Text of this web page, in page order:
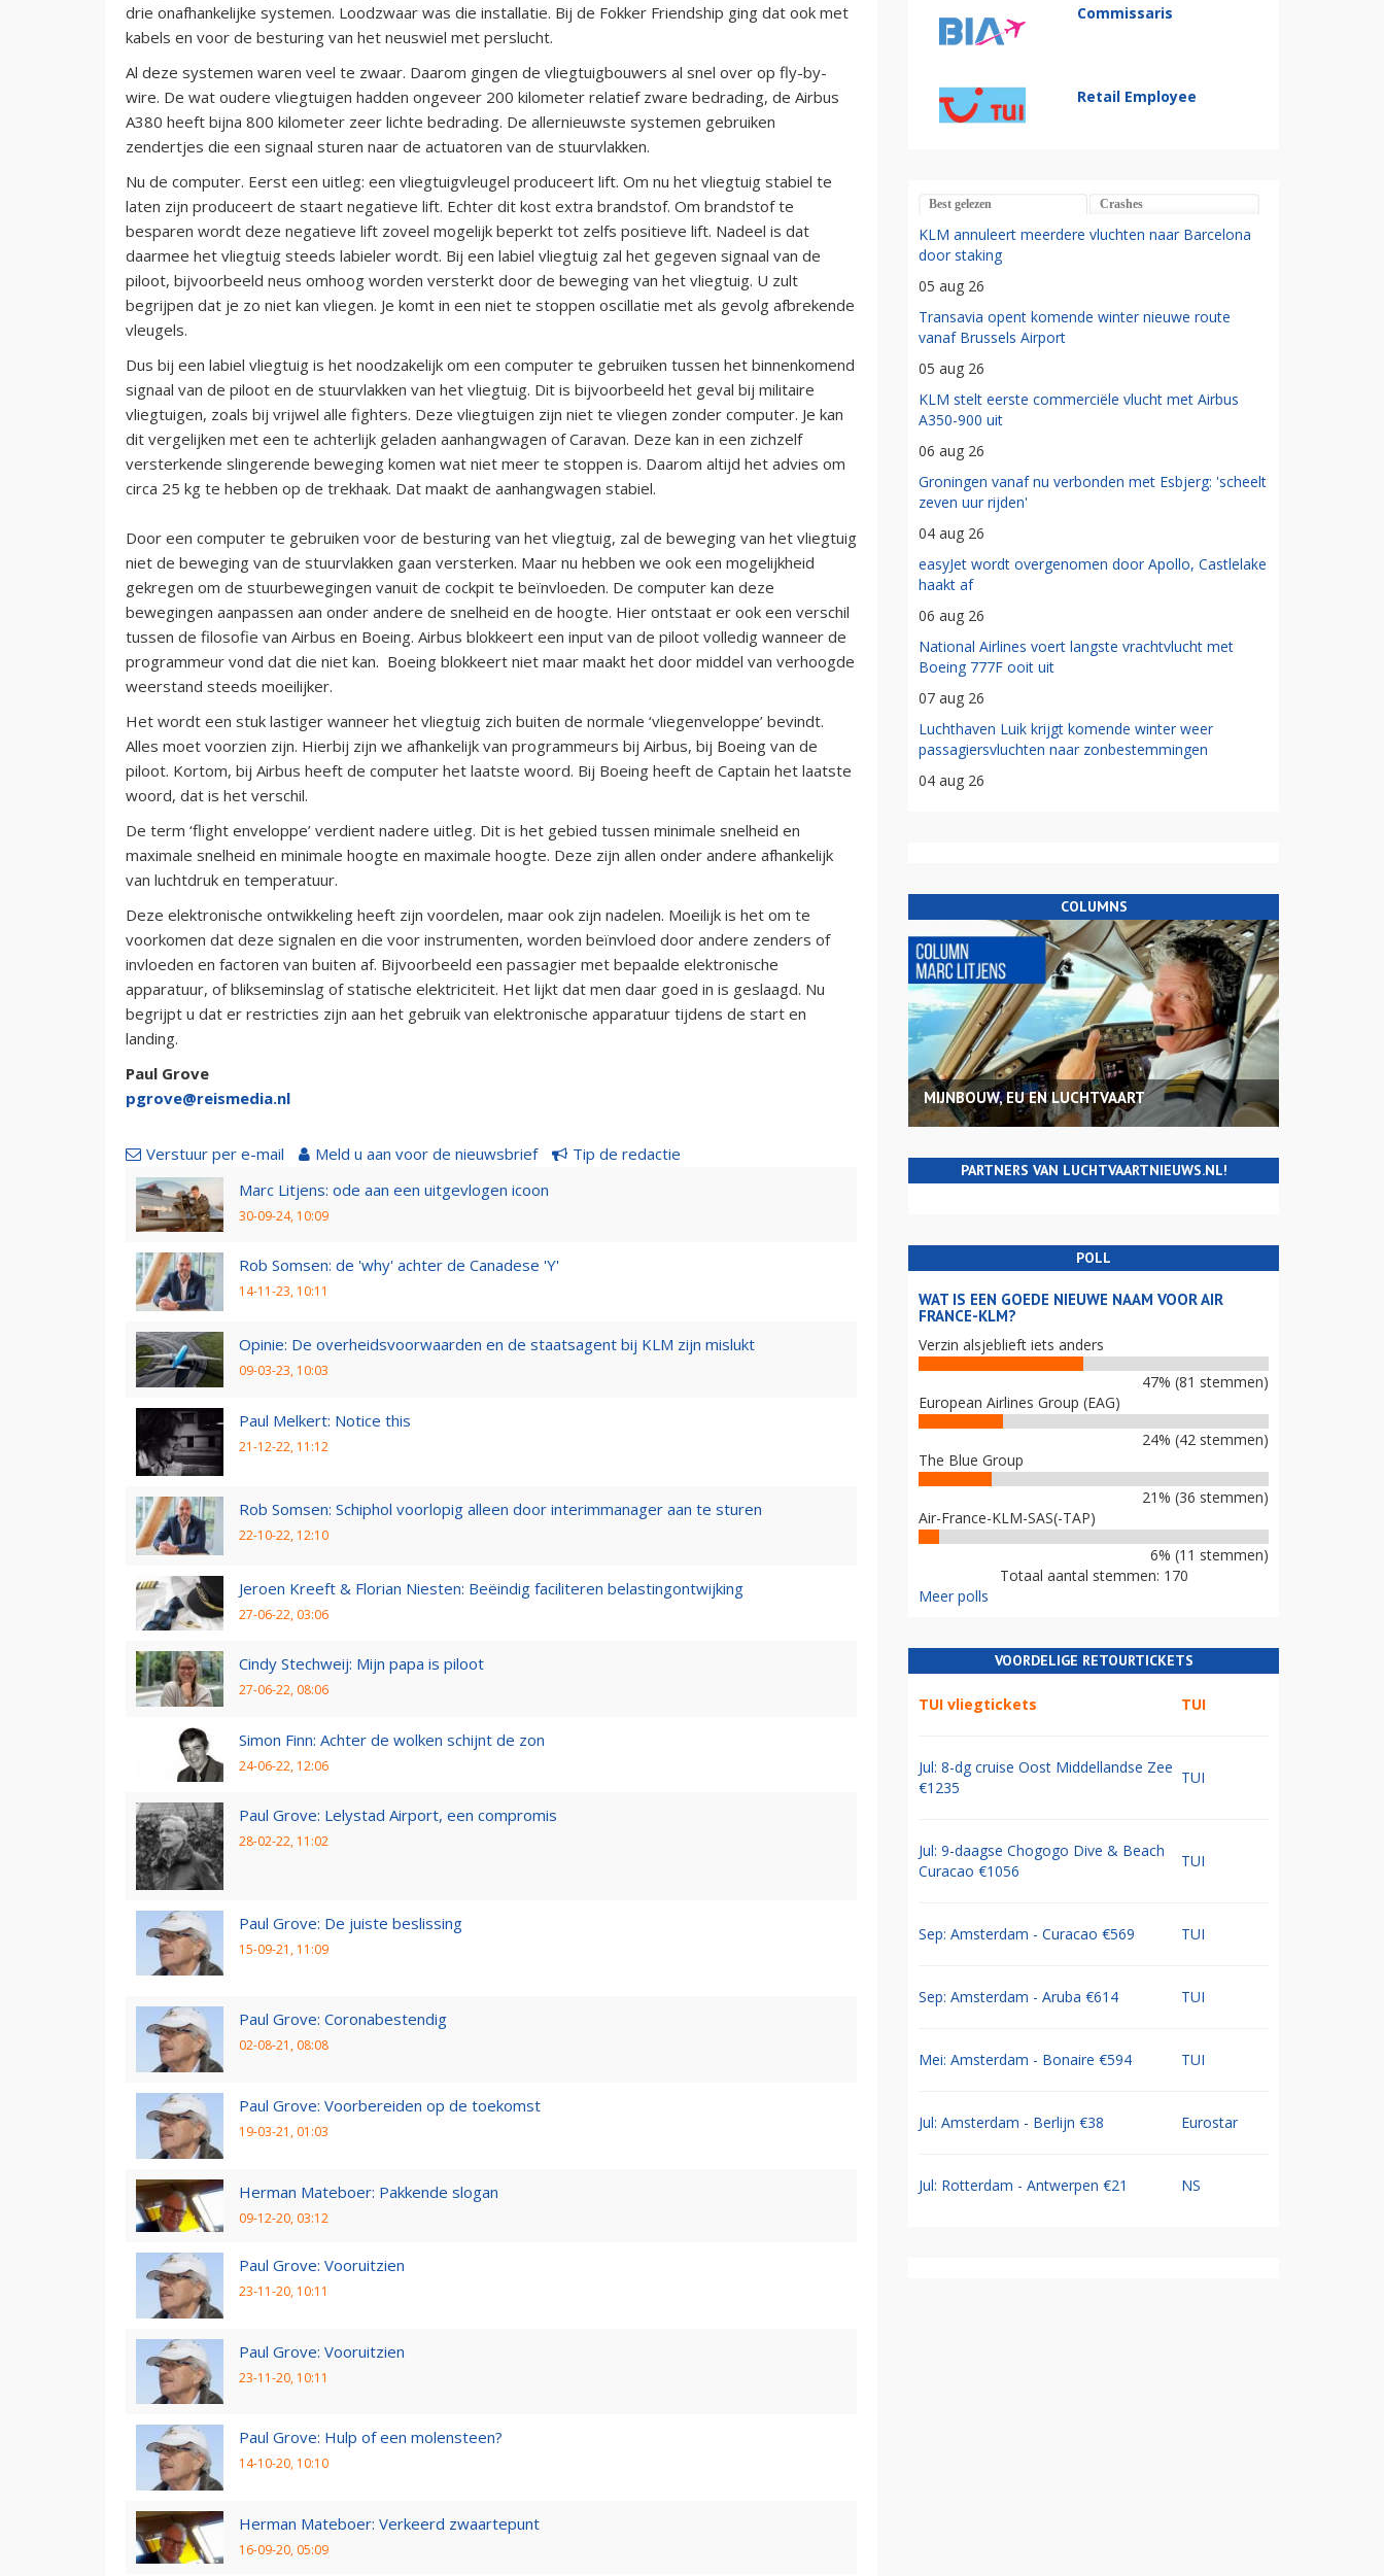
drie onafhankelijke systemen. Loodzwaar was die installatie. Bij de Fokker Friendship ging dat ook met
kabels en voor de besturing van het neuswiel met perslucht.
Al deze systemen waren veel te zwaar. Daarom gingen de vliegtuigbouwers al snel over op fly-by-
wire. De wat oudere vliegtuigen hadden ongeveer 200 kilometer relatief zware bedrading, de Airbus
A380 heeft bijna 800 kilometer zeer lichte bedrading. De allernieuwste systemen gebruiken
zendertjes die een signaal sturen naar de actuatoren van de stuurvlakken.
Nu de computer. Eerst een uitleg: een vliegtuigvleugel produceert lift. Om nu het vliegtuig stabiel te
laten zijn produceert de staart negatieve lift. Echter dit kost extra brandstof. Om brandstof te
besparen wordt deze negatieve lift zoveel mogelijk beperkt tot zelfs positieve lift. Nadeel is dat
daarmee het vliegtuig steeds labieler wordt. Bij een labiel vliegtuig zal het gegeven signaal van de
piloot, bijvoorbeeld neus omhoog worden versterkt door de beweging van het vliegtuig. U zult
begrijpen dat je zo niet kan vliegen. Je komt in een niet te stoppen oscillatie met als gevolg afbrekende
vleugels.
Dus bij een labiel vliegtuig is het noodzakelijk om een computer te gebruiken tussen het binnenkomend
signaal van de piloot en de stuurvlakken van het vliegtuig. Dit is bijvoorbeeld het geval bij militaire
vliegtuigen, zoals bij vrijwel alle fighters. Deze vliegtuigen zijn niet te vliegen zonder computer. Je kan
dit vergelijken met een te achterlijk geladen aanhangwagen of Caravan. Deze kan in een zichzelf
versterkende slingerende beweging komen wat niet meer te stoppen is. Daarom altijd het advies om
circa 25 kg te hebben op de trekhaak. Dat maakt de aanhangwagen stabiel.
Door een computer te gebruiken voor de besturing van het vliegtuig, zal de beweging van het vliegtuig
niet de beweging van de stuurvlakken gaan versterken. Maar nu hebben we ook een mogelijkheid
gekregen om de stuurbewegingen vanuit de cockpit te beïnvloeden. De computer kan deze
bewegingen aanpassen aan onder andere de snelheid en de hoogte. Hier ontstaat er ook een verschil
tussen de filosofie van Airbus en Boeing. Airbus blokkeert een input van de piloot volledig wanneer de
programmeur vond dat die niet kan. Boeing blokkeert niet maar maakt het door middel van verhoogde
weerstand steeds moeilijker.
Het wordt een stuk lastiger wanneer het vliegtuig zich buiten de normale ‘vliegenveloppe’ bevindt.
Alles moet voorzien zijn. Hierbij zijn we afhankelijk van programmeurs bij Airbus, bij Boeing van de
piloot. Kortom, bij Airbus heeft de computer het laatste woord. Bij Boeing heeft de Captain het laatste
woord, dat is het verschil.
De term ‘flight enveloppe’ verdient nadere uitleg. Dit is het gebied tussen minimale snelheid en
maximale snelheid en minimale hoogte en maximale hoogte. Deze zijn allen onder andere afhankelijk
van luchtdruk en temperatuur.
Deze elektronische ontwikkeling heeft zijn voordelen, maar ook zijn nadelen. Moeilijk is het om te
voorkomen dat deze signalen en die voor instrumenten, worden beïnvloed door andere zenders of
invloeden en factoren van buiten af. Bijvoorbeeld een passagier met bepaalde elektronische
apparatuur, of blikseminslag of statische elektriciteit. Het lijkt dat men daar goed in is geslaagd. Nu
begrijpt u dat er restricties zijn aan het gebruik van elektronische apparatuur tijdens de start en
landing.
Paul Grove
pgrove@reismedia.nl
Verstuur per e-mail Meld u aan voor de nieuwsbrief
Tip de redactie
Marc Litjens: ode aan een uitgevlogen icoon
30-09-24, 10:09
Rob Somsen: de 'why' achter de Canadese 'Y'
14-11-23, 10:11
Opinie: De overheidsvoorwaarden en de staatsagent bij KLM zijn mislukt
09-03-23, 10:03
Paul Melkert: Notice this
21-12-22, 11:12
Rob Somsen: Schiphol voorlopig alleen door interimmanager aan te sturen
22-10-22, 12:10
Jeroen Kreeft & Florian Niesten: Beëindig faciliteren belastingontwijking
27-06-22, 03:06
Cindy Stechweij: Mijn papa is piloot
27-06-22, 08:06
Simon Finn: Achter de wolken schijnt de zon
24-06-22, 12:06
Paul Grove: Lelystad Airport, een compromis
28-02-22, 11:02
Paul Grove: De juiste beslissing
15-09-21, 11:09
Paul Grove: Coronabestendig
02-08-21, 08:08
Paul Grove: Voorbereiden op de toekomst
19-03-21, 01:03
Herman Mateboer: Pakkende slogan
09-12-20, 03:12
Paul Grove: Vooruitzien
23-11-20, 10:11
Paul Grove: Vooruitzien
23-11-20, 10:11
Paul Grove: Hulp of een molensteen?
14-10-20, 10:10
Herman Mateboer: Verkeerd zwaartepunt
16-09-20, 05:09
Commissaris
Retail Employee
Best gelezen Crashes
KLM annuleert meerdere vluchten naar Barcelona
door staking
05 aug 26
Transavia opent komende winter nieuwe route
vanaf Brussels Airport
05 aug 26
KLM stelt eerste commerciële vlucht met Airbus
A350-900 uit
06 aug 26
Groningen vanaf nu verbonden met Esbjerg: 'scheelt
zeven uur rijden'
04 aug 26
easyJet wordt overgenomen door Apollo, Castlelake
haakt af
06 aug 26
National Airlines voert langste vrachtvlucht met
Boeing 777F ooit uit
07 aug 26
Luchthaven Luik krijgt komende winter weer
passagiersvluchten naar zonbestemmingen
04 aug 26
COLUMNS
MIJNBOUW, EU EN LUCHTVAART
PARTNERS VAN LUCHTVAARTNIEUWS.NL!
POLL
WAT IS EEN GOEDE NIEUWE NAAM VOOR AIR
FRANCE-KLM?
Verzin alsjeblieft iets anders
47% (81 stemmen)
European Airlines Group (EAG)
24% (42 stemmen)
The Blue Group
21% (36 stemmen)
Air-France-KLM-SAS(-TAP)
6% (11 stemmen)
Totaal aantal stemmen: 170
Meer polls
VOORDELIGE RETOURTICKETS
TUI vliegtickets TUI
Jul: 8-dg cruise Oost Middellandse Zee
€1235
TUI
Jul: 9-daagse Chogogo Dive & Beach
Curacao €1056
TUI
Sep: Amsterdam - Curacao €569 TUI
Sep: Amsterdam - Aruba €614 TUI
Mei: Amsterdam - Bonaire €594 TUI
Jul: Amsterdam - Berlijn €38 Eurostar
Jul: Rotterdam - Antwerpen €21 NS